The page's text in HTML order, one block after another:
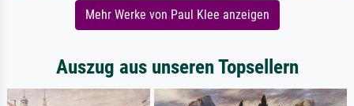
Mehr Werke von Paul Klee anzeigen
Auszug aus unseren Topsellern